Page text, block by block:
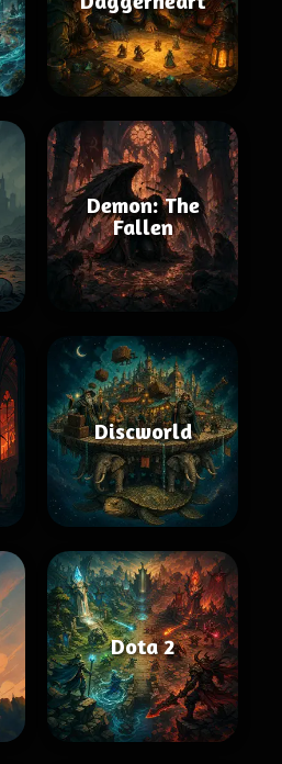
Demon: The
Fallen
Discworld
Dota 2